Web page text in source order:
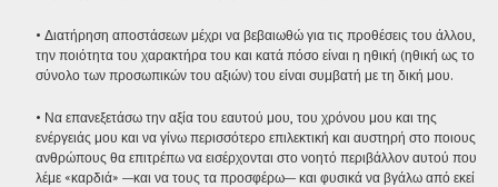
• Διατήρηση αποστάσεων μέχρι να βεβαιωθώ για τις προθέσεις του άλλου,
την ποιότητα του χαρακτήρα του και κατά πόσο είναι η ηθική (ηθική ως το
σύνολο των προσωπικών του αξιών) του είναι συμβατή με τη δική μου.
• Να επανεξετάσω την αξία του εαυτού μου, του χρόνου μου και της
ενέργειάς μου και να γίνω περισσότερο επιλεκτική και αυστηρή στο ποιους
ανθρώπους θα επιτρέπω να εισέρχονται στο νοητό περιβάλλον αυτού που
λέμε «καρδιά» —και να τους τα προσφέρω— και φυσικά να βγάλω από εκεί